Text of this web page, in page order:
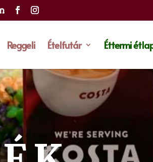
Reggeli Ételfutár Éttermi